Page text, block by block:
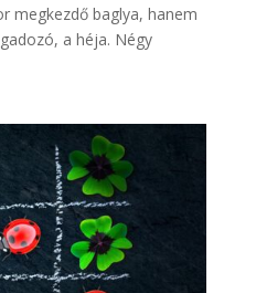
megkezdő baglya, hanem
a héja. Négy